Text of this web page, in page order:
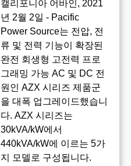
캘리포니아 어바인, 2021
년 2월 2일 - Pacific
Power Source는 전압, 전
류 및 전력 기능이 확장된
완전 회생형 고전력 프로
그래밍 가능 AC 및 DC 전
원인 AZX 시리즈 제품군
을 대폭 업그레이드했습니
다. AZX 시리즈는
30kVA/kW에서
440kVA/kW에 이르는 5가
지 모델로 구성됩니다.